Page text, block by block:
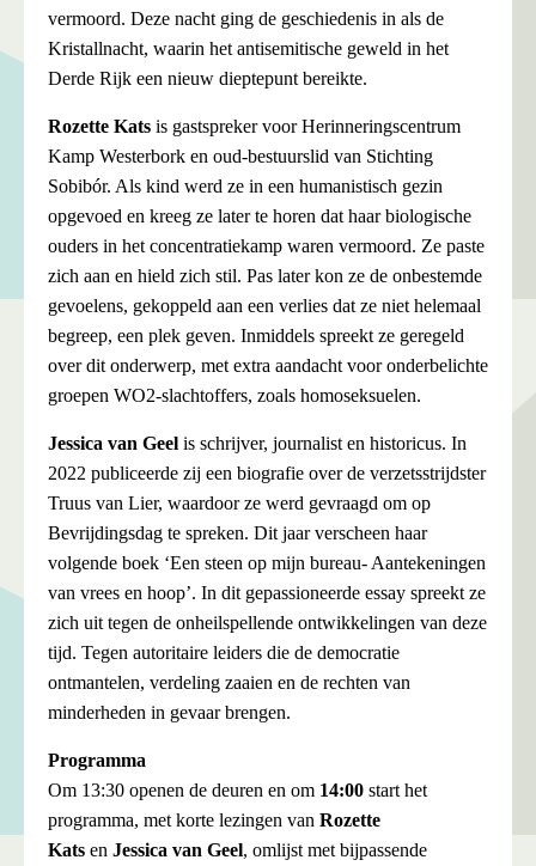
vermoord. Deze nacht ging de geschiedenis in als de
Kristallnacht, waarin het antisemitische geweld in het
Derde Rijk een nieuw dieptepunt bereikte.
Rozette Kats is gastspreker voor Herinneringscentrum
Kamp Westerbork en oud-bestuurslid van Stichting
Sobibór. Als kind werd ze in een humanistisch gezin
opgevoed en kreeg ze later te horen dat haar biologische
ouders in het concentratiekamp waren vermoord. Ze paste
zich aan en hield zich stil. Pas later kon ze de onbestemde
gevoelens, gekoppeld aan een verlies dat ze niet helemaal
begreep, een plek geven. Inmiddels spreekt ze geregeld
over dit onderwerp, met extra aandacht voor onderbelichte
groepen WO2-slachtoffers, zoals homoseksuelen.
Jessica van Geel is schrijver, journalist en historicus. In
2022 publiceerde zij een biografie over de verzetsstrijdster
Truus van Lier, waardoor ze werd gevraagd om op
Bevrijdingsdag te spreken. Dit jaar verscheen haar
volgende boek ‘Een steen op mijn bureau- Aantekeningen
van vrees en hoop’. In dit gepassioneerde essay spreekt ze
zich uit tegen de onheilspellende ontwikkelingen van deze
tijd. Tegen autoritaire leiders die de democratie
ontmantelen, verdeling zaaien en de rechten van
minderheden in gevaar brengen.
Programma
Om 13:30 openen de deuren en om 14:00 start het
programma, met korte lezingen van Rozette
Kats en Jessica van Geel, omlijst met bijpassende